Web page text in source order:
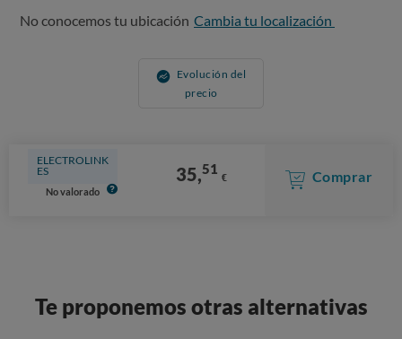
No conocemos tu ubicación Cambia tu localización
Evolución del
precio
ELECTROLINK
ES
No valorado
35,51 € Comprar
Te proponemos otras alternativas